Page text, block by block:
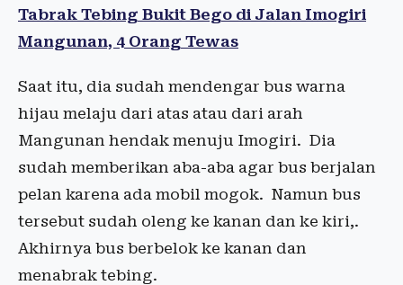
Tabrak Tebing Bukit Bego di Jalan Imogiri
Mangunan, 4 Orang Tewas
Saat itu, dia sudah mendengar bus warna
hijau melaju dari atas atau dari arah
Mangunan hendak menuju Imogiri. Dia
sudah memberikan aba-aba agar bus berjalan
pelan karena ada mobil mogok. Namun bus
tersebut sudah oleng ke kanan dan ke kiri,.
Akhirnya bus berbelok ke kanan dan
menabrak tebing.